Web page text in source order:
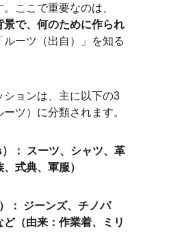
ここで重要なのは、
景で、何のために作られ
ルーツ（出自）」を知る
ションは、主に以下の3
ツ）に分類されます。
式典、軍服）
（由来：作業着、ミリ